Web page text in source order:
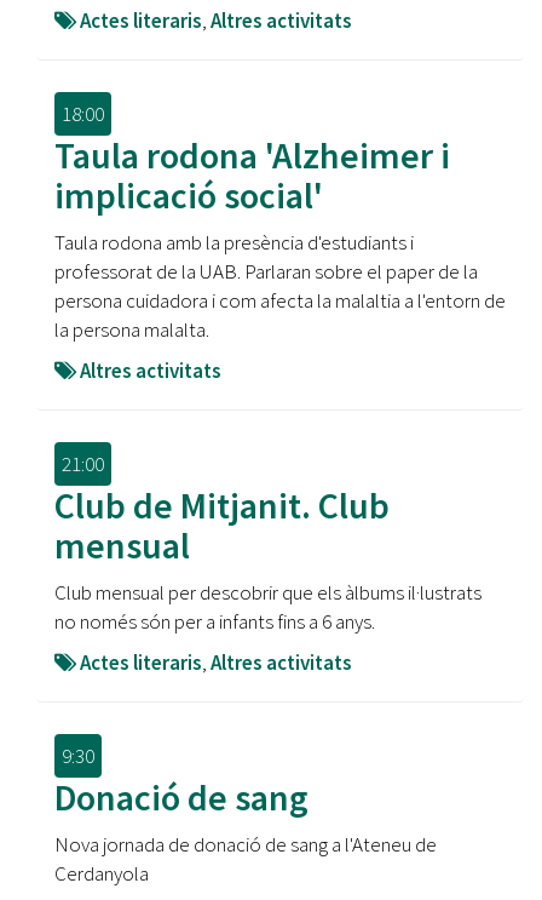
Actes literaris,Altres activitats
18:00
Taula rodona 'Alzheimer i
implicació social'
Taula rodona amb la presència d'estudiants i
professorat de la UAB. Parlaran sobre el paper de la
persona cuidadora i com afecta la malaltia a l'entorn de
la persona malalta.
Altres activitats
21:00
Club de Mitjanit. Club
mensual
Club mensual per descobrir que els àlbums il·lustrats
no només són per a infants fins a 6 anys.
Actes literaris,Altres activitats
9:30
Donació de sang
Nova jornada de donació de sang a l'Ateneu de
Cerdanyola